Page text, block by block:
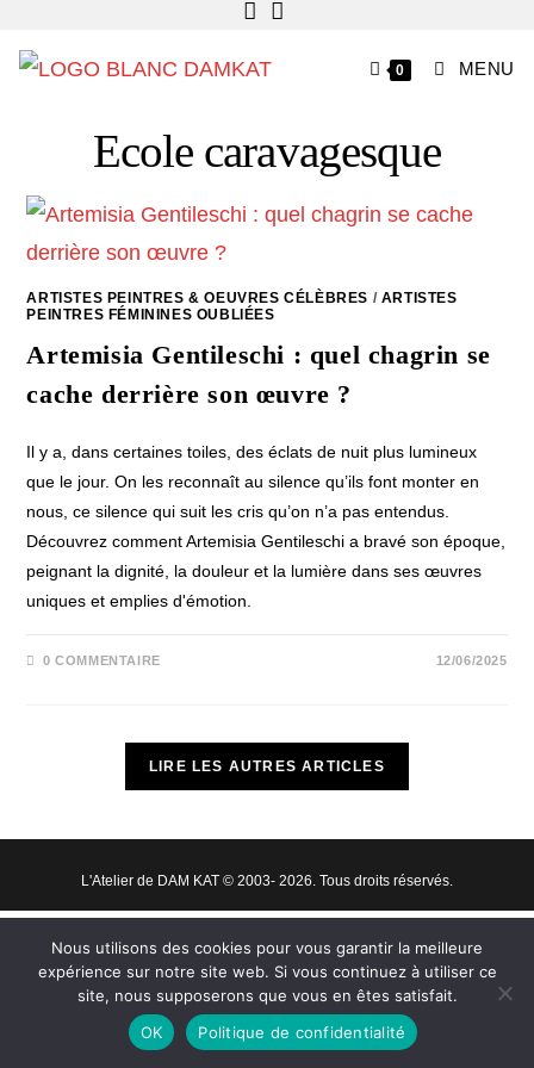
0 MENU
Ecole caravagesque
ARTISTES PEINTRES & OEUVRES CÉLÈBRES / ARTISTES
PEINTRES FÉMININES OUBLIÉES
Artemisia Gentileschi : quel chagrin se
cache derrière son œuvre ?
Il y a, dans certaines toiles, des éclats de nuit plus lumineux
que le jour. On les reconnaît au silence qu’ils font monter en
nous, ce silence qui suit les cris qu’on n’a pas entendus.
Découvrez comment Artemisia Gentileschi a bravé son époque,
peignant la dignité, la douleur et la lumière dans ses œuvres
uniques et emplies d'émotion.
0 COMMENTAIRE 12/06/2025
LIRE LES AUTRES ARTICLES
L'Atelier de DAM KAT © 2003- 2026. Tous droits réservés.
Nous utilisons des cookies pour vous garantir la meilleure
expérience sur notre site web. Si vous continuez à utiliser ce
site, nous supposerons que vous en êtes satisfait.
OK
Politique de confidentialité